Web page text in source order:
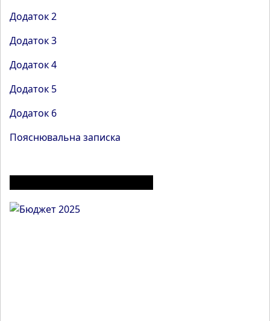
Додаток 2
Додаток 3
Додаток 4
Додаток 5
Додаток 6
Пояснювальна записка